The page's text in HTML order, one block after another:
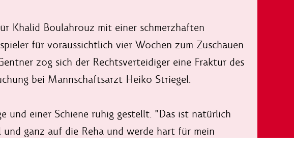
Khalid Boulahrouz mit einer schmerzhaften
für voraussichtlich vier Wochen zum Zuschauen
zog sich der Rechtsverteidiger eine Fraktur des
bei Mannschaftsarzt Heiko Striegel.
und einer Schiene ruhig gestellt. "Das ist natürlich
ganz auf die Reha und werde hart für mein